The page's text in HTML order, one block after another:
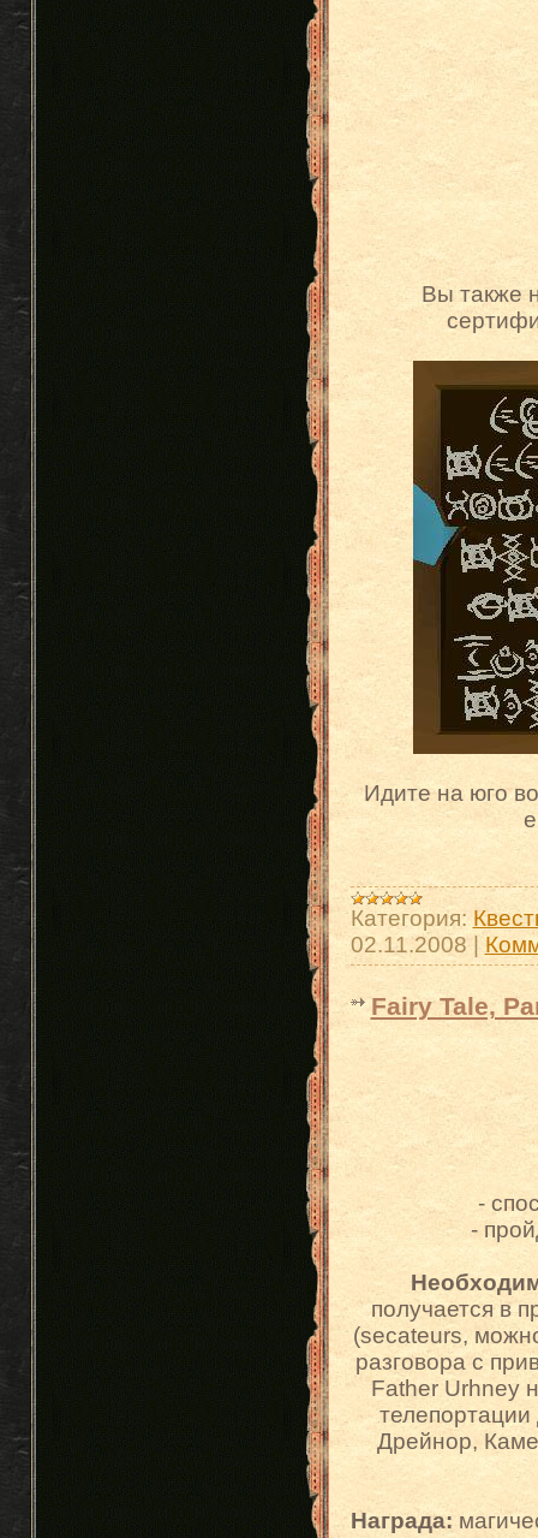
Вы также
Идите на юго
Категория:
02.11.2008
Fairy Tale,
-
-
получается в
(secateurs,
разговора с
Father Urhney
Дрейнор,
Награда: